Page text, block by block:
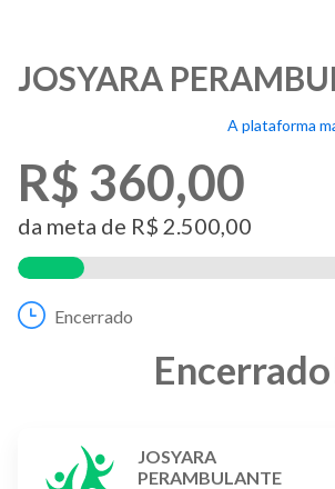
JOSYARA
A plataforma
R$ 360,00
da meta de R$ 2.500,00
Encerrado
Encerrado
JOSYARA
PERAMBULANTE